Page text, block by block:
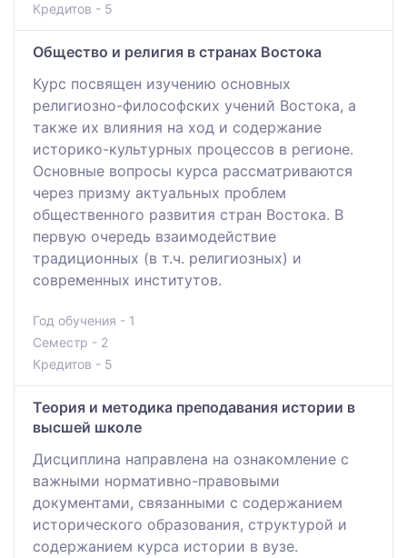
Кредитов - 5
Общество и религия в странах Востока
Курс посвящен изучению основных
религиозно-философских учений Востока, а
также их влияния на ход и содержание
историко-культурных процессов в регионе.
Основные вопросы курса рассматриваются
через призму актуальных проблем
общественного развития стран Востока. В
первую очередь взаимодействие
традиционных (в т.ч. религиозных) и
современных институтов.
Год обучения - 1
Семестр - 2
Кредитов - 5
Теория и методика преподавания истории в
высшей школе
Дисциплина направлена на ознакомление с
важными нормативно-правовыми
документами, связанными с содержанием
исторического образования, структурой и
содержанием курса истории в вузе.